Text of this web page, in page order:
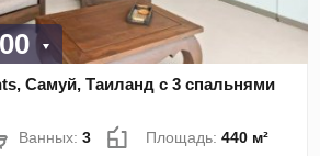
Самуй, Таиланд с 3 спальнями
Ванных:3 Площадь:440 м²